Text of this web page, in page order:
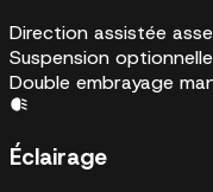
Direction assistée
Suspension
Double embrayage
Éclairage